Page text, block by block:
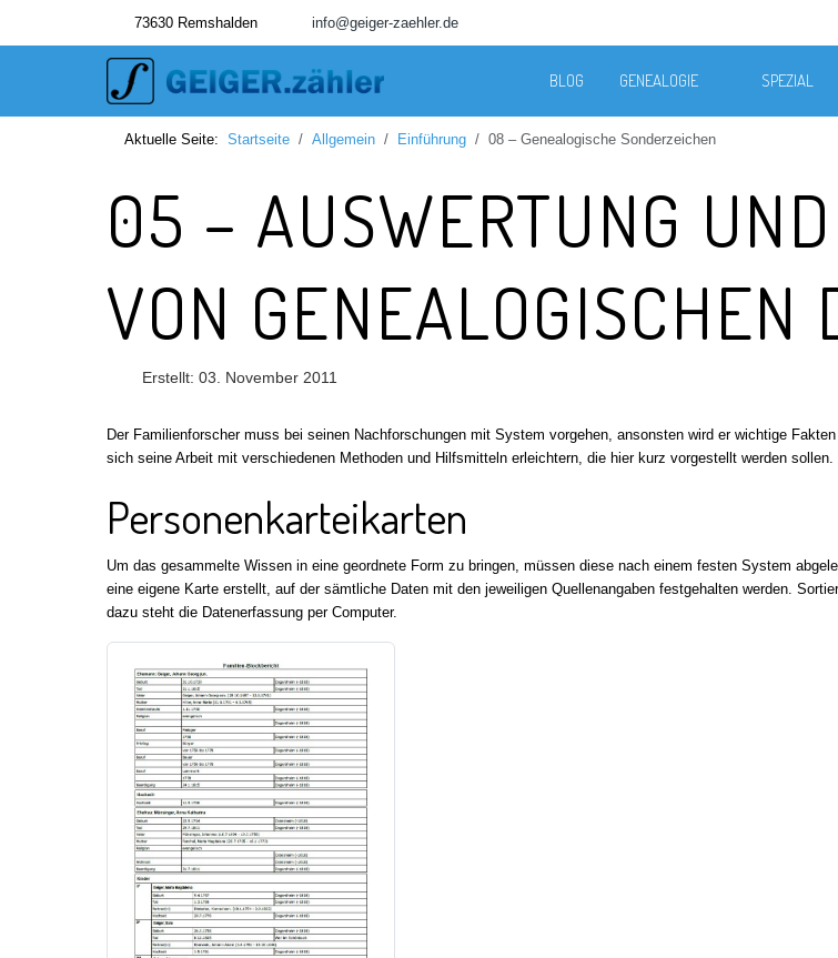
73630 Remshalden info@geiger-zaehler.de
BLOG GENEALOGIE SPEZIAL
Aktuelle Seite: Startseite Allgemein Einführung 08 – Genealogische Sonderzeichen
05 – AUSWERTUNG
VON GENEALOGISCHEN
Erstellt: 03. November 2011
Der Familienforscher muss bei seinen Nachforschungen mit System vorgehen, ansonsten wird er wichtige
sich seine Arbeit mit verschiedenen Methoden und Hilfsmitteln erleichtern, die hier kurz vorgestellt werden sollen.
Personenkarteikarten
Um das gesammelte Wissen in eine geordnete Form zu bringen, müssen diese nach einem festen System
eine eigene Karte erstellt, auf der sämtliche Daten mit den jeweiligen Quellenangaben festgehalten werden.
dazu steht die Datenerfassung per Computer.